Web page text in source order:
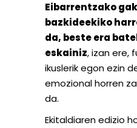
Eibarrentzako
bazkideekiko
da, beste era
eskainiz, izan ere,
ikuslerik egon ezin
emozional horren
da.
Ekitaldiaren edizio